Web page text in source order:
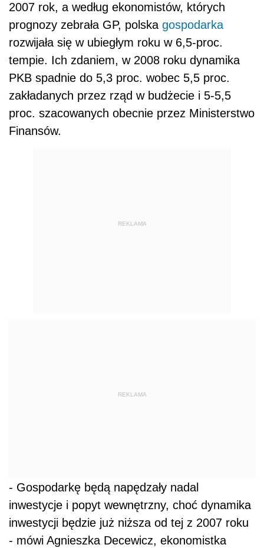
2007 rok, a według ekonomistów, których
prognozy zebrała GP, polska gospodarka
rozwijała się w ubiegłym roku w 6,5-proc.
tempie. Ich zdaniem, w 2008 roku dynamika
PKB spadnie do 5,3 proc. wobec 5,5 proc.
zakładanych przez rząd w budżecie i 5-5,5
proc. szacowanych obecnie przez Ministerstwo
Finansów.
REKLAMA
REKLAMA
- Gospodarkę będą napędzały nadal
inwestycje i popyt wewnętrzny, choć dynamika
inwestycji będzie już niższa od tej z 2007 roku
- mówi Agnieszka Decewicz, ekonomistka